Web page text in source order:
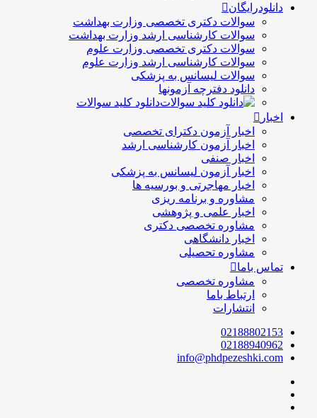
دانلودرایگان
سوالات دکتری تخصصی وزارت بهداشت
سوالات کارشناسی ارشد وزارت بهداشت
سوالات دکتری تخصصی وزارت علوم
سوالات کارشناسی ارشد وزارت علوم
سوالات لیسانس به پزشکی
دانلود دفترچه آزمونها
دانلود کلید سوالات
اخبار
اخبار آزمون دکترای تخصصی
اخبار آزمون کارشناسی ارشد
اخبار صنفی
اخبار آزمون لیسانس به پزشکی
اخبار مهاجرتی و بورسیه ها
مشاوره و برنامه ریزی
اخبار علمی و پژوهشی
مشاوره تخصصی دکتری
اخبار دانشگاهی
مشاوره تحصیلی
تماس باما
مشاوره تخصصی
ارتباط باما
انتشارات
02188802153
02188940962
info@phdpezeshki.com